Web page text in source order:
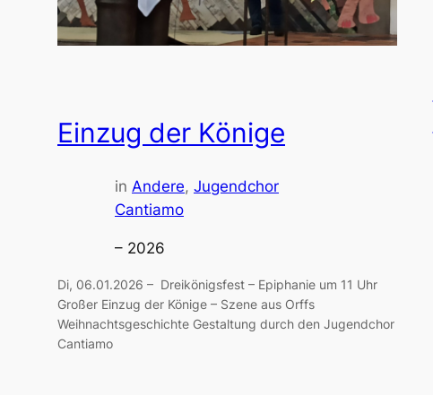
Einzug der Könige
in Andere, Jugendchor
Cantiamo
– 2026
Di, 06.01.2026 – Dreikönigsfest – Epiphanie um 11 Uhr
Großer Einzug der Könige – Szene aus Orffs
Weihnachtsgeschichte Gestaltung durch den Jugendchor
Cantiamo